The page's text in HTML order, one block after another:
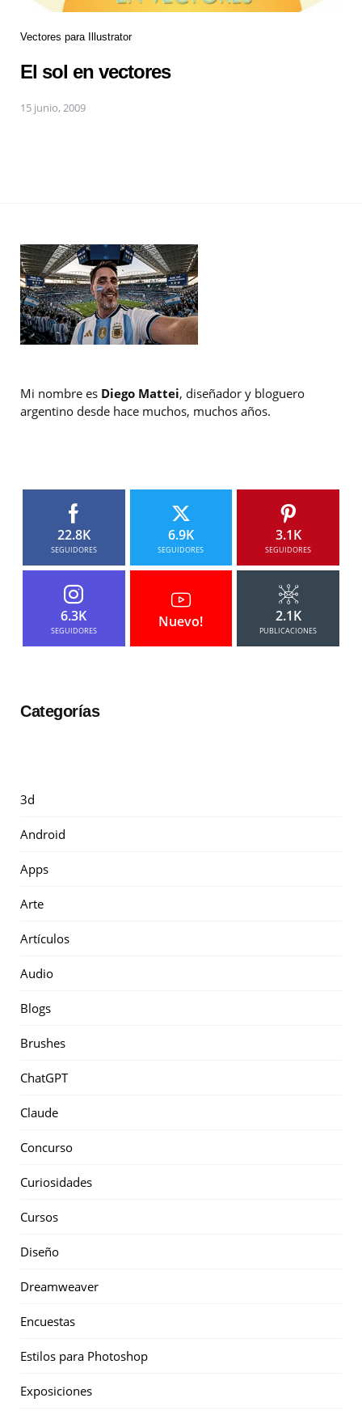
Vectores para Illustrator
El sol en vectores
15 junio, 2009
Mi nombre es Diego Mattei, diseñador y bloguero
argentino desde hace muchos, muchos años.
22.8K
SEGUIDORES
6.9K
SEGUIDORES
3.1K
SEGUIDORES
6.3K
SEGUIDORES
Nuevo! 2.1K
PUBLICACIONES
Categorías
3d
Android
Apps
Arte
Artículos
Audio
Blogs
Brushes
ChatGPT
Claude
Concurso
Curiosidades
Cursos
Diseño
Dreamweaver
Encuestas
Estilos para Photoshop
Exposiciones